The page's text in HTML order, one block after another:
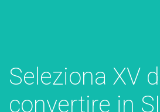
Seleziona XV
convertire in